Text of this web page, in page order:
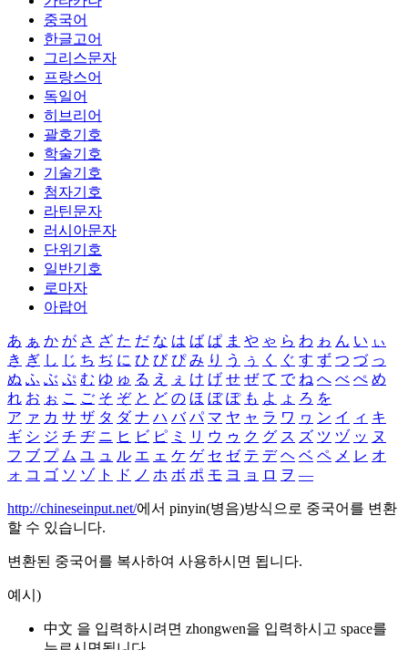
중국어
한글고어
그리스문자
프랑스어
독일어
히브리어
괄호기호
학술기호
기술기호
첨자기호
라틴문자
러시아문자
단위기호
일반기호
로마자
아랍어
あ ぁ か が さ ざ た だ な は ば ぱ ま や ゃ ら わ ゎ ん い ぃ
き ぎ し じ ち ぢ に ひ び ぴ み り う ぅ く ぐ す ず つ づ っ
ぬ ふ ぶ ぷ む ゆ ゅ る え ぇ け げ せ ぜ て で ね へ べ ぺ め
れ お ぉ こ ご そ ぞ と ど の ほ ぼ ぽ も よ ょ ろ を
ア ァ カ サ ザ タ ダ ナ ハ バ パ マ ヤ ャ ラ ワ ヮ ン イ ィ キ
ギ シ ジ チ ヂ ニ ヒ ビ ピ ミ リ ウ ゥ ク グ ス ズ ツ ヅ ッ ヌ
フ ブ プ ム ユ ュ ル エ ェ ケ ゲ セ ゼ テ デ ヘ ベ ペ メ レ オ
ォ コ ゴ ソ ゾ ト ド ノ ホ ボ ポ モ ヨ ョ ロ ヲ ―
http://chineseinput.net/에서 pinyin(병음)방식으로 중국어를 변환
할 수 있습니다.
변환된 중국어를 복사하여 사용하시면 됩니다.
예시)
中文 을 입력하시려면 zhongwen을 입력하시고 space를